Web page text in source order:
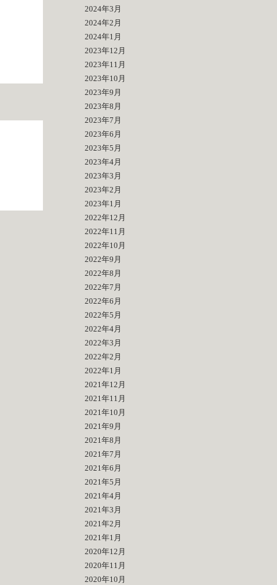
2024年3月
2024年2月
2024年1月
2023年12月
2023年11月
2023年10月
2023年9月
2023年8月
2023年7月
2023年6月
2023年5月
2023年4月
2023年3月
2023年2月
2023年1月
2022年12月
2022年11月
2022年10月
2022年9月
2022年8月
2022年7月
2022年6月
2022年5月
2022年4月
2022年3月
2022年2月
2022年1月
2021年12月
2021年11月
2021年10月
2021年9月
2021年8月
2021年7月
2021年6月
2021年5月
2021年4月
2021年3月
2021年2月
2021年1月
2020年12月
2020年11月
2020年10月